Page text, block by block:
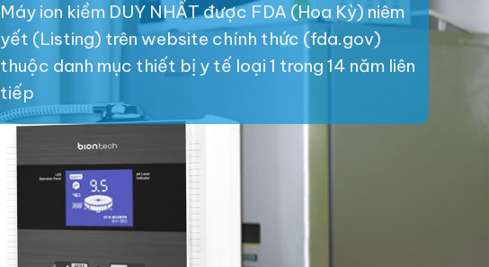
Máy ion kiềm DUY NHẤT được FDA (Hoa Kỳ) niêm
yết (Listing) trên website chính thức (fda.gov)
thuộc danh mục thiết bị y tế loại 1 trong 14 năm liên
tiếp